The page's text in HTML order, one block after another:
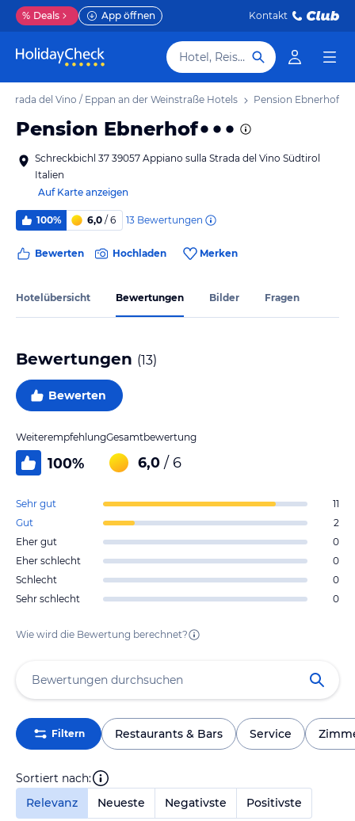
% Deals App öffnen Kontakt
Hotel, Reiseziel
Strada del Vino / Eppan an der Weinstraße Hotels Pension Ebnerhof
Pension Ebnerhof
Schreckbichl 37 39057 Appiano sulla Strada del Vino Südtirol
Italien
Auf Karte anzeigen
100% 6,0 / 6 13 Bewertungen
Bewerten Hochladen Merken
Hotelübersicht Bewertungen Bilder Fragen
Bewertungen (13)
Bewerten
Weiterempfehlung
100%
Gesamtbewertung
6,0 / 6
Sehr gut
11
Gut
2
Eher gut
0
Eher schlecht
0
Schlecht
0
Sehr schlecht
0
Wie wird die Bewertung berechnet?
Filtern Restaurants & Bars Service
Sortiert nach:
Relevanz
Neueste Negativste Positivste